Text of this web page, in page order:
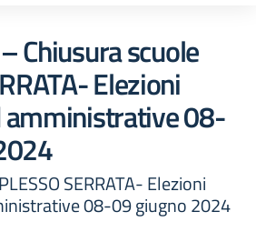
Chiusura scuole
Elezioni
amministrative 08-
SERRATA- Elezioni
08-09 giugno 2024